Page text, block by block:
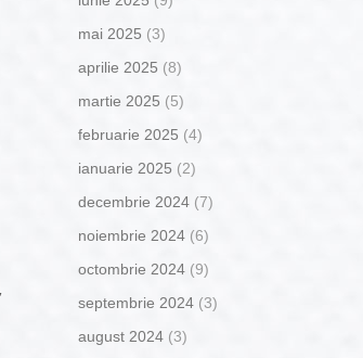
mai 2025 (3)
aprilie 2025 (8)
martie 2025 (5)
februarie 2025 (4)
ianuarie 2025 (2)
decembrie 2024 (7)
noiembrie 2024 (6)
octombrie 2024 (9)
septembrie 2024 (3)
august 2024 (3)